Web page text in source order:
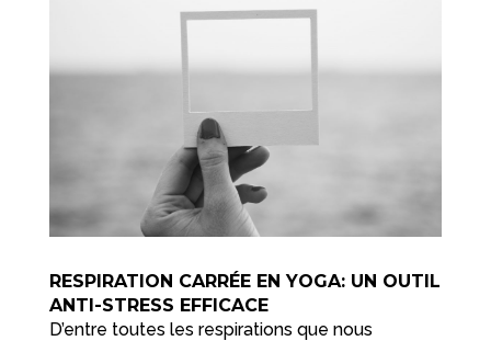
RESPIRATION CARRÉE EN YOGA: UN OUTIL
ANTI-STRESS EFFICACE
D’entre toutes les respirations que nous